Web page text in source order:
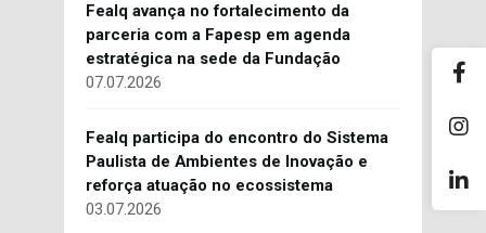
Fealq avança no fortalecimento da
parceria com a Fapesp em agenda
estratégica na sede da Fundação
07.07.2026
Fealq participa do encontro do Sistema
Paulista de Ambientes de Inovação e
reforça atuação no ecossistema
03.07.2026